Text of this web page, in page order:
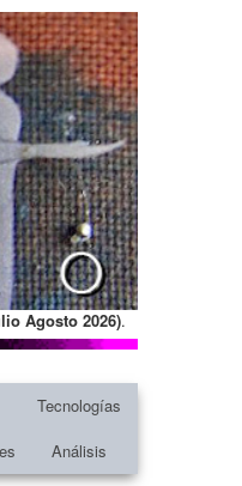
Agosto 2026).
Tecnologías
Análisis